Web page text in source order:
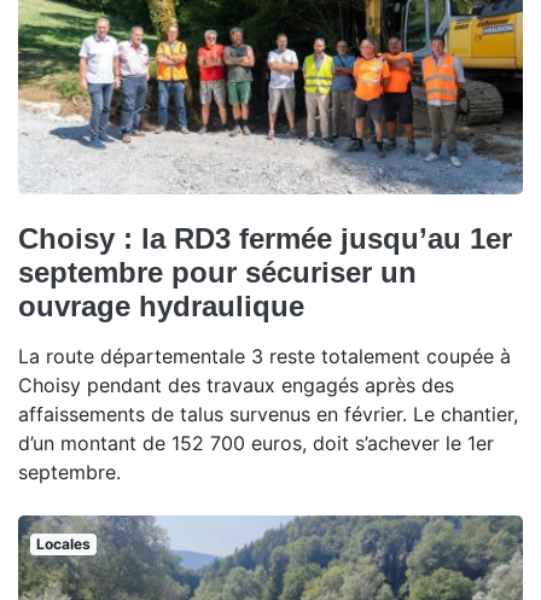
Choisy : la RD3 fermée jusqu’au 1er
septembre pour sécuriser un
ouvrage hydraulique
La route départementale 3 reste totalement coupée à
Choisy pendant des travaux engagés après des
affaissements de talus survenus en février. Le chantier,
d’un montant de 152 700 euros, doit s’achever le 1er
septembre.
Locales